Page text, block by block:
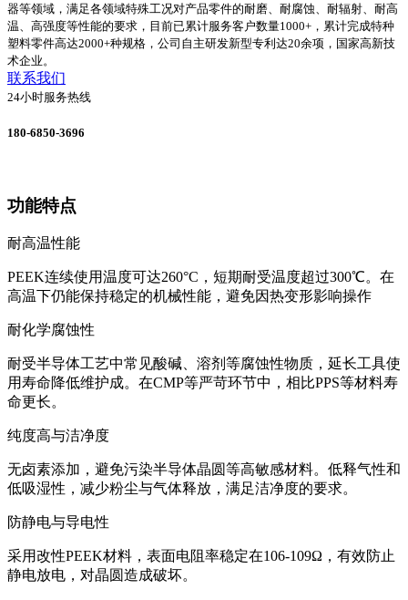
器等领域，满足各领域特殊工况对产品零件的耐磨、耐腐蚀、耐辐射、耐高
温、高强度等性能的要求，目前已累计服务客户数量1000+，累计完成特种
塑料零件高达2000+种规格，公司自主研发新型专利达20余项，国家高新技
术企业。
联系我们
24小时服务热线
180-6850-3696
功能特点
耐高温性能
PEEK连续使用温度可达260°C，短期耐受温度超过300℃。在
高温下仍能保持稳定的机械性能，避免因热变形影响操作
耐化学腐蚀性
耐受半导体工艺中常见酸碱、溶剂等腐蚀性物质，延长工具使
用寿命降低维护成。在CMP等严苛环节中，相比PPS等材料寿
命更长。
纯度高与洁净度
无卤素添加，避免污染半导体晶圆等高敏感材料。低释气性和
低吸湿性，减少粉尘与气体释放，满足洁净度的要求。
防静电与导电性
采用改性PEEK材料，表面电阻率稳定在106-109Ω，有效防止
静电放电，对晶圆造成破坏。